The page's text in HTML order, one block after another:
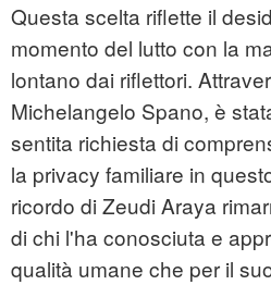
Questa scelta riflette il
momento del lutto con la
lontano dai riflettori.
Michelangelo Spano, è
sentita richiesta di
la privacy familiare in
ricordo di Zeudi Araya
di chi l'ha conosciuta e
qualità umane che per il